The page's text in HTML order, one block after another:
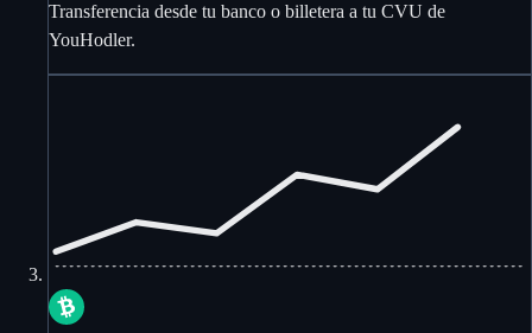
Transferencia desde tu banco o billetera a tu CVU de
YouHodler.